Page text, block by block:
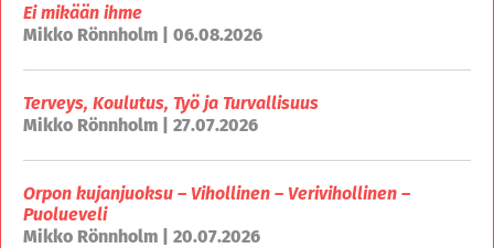
Ei mikään ihme
Mikko Rönnholm | 06.08.2026
Terveys, Koulutus, Työ ja Turvallisuus
Mikko Rönnholm | 27.07.2026
Orpon kujanjuoksu – Vihollinen – Verivihollinen –
Puolueveli
Mikko Rönnholm | 20.07.2026